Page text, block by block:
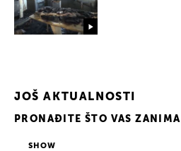
JOŠ AKTUALNOSTI
PRONAĐITE ŠTO VAS ZANIMA
SHOW